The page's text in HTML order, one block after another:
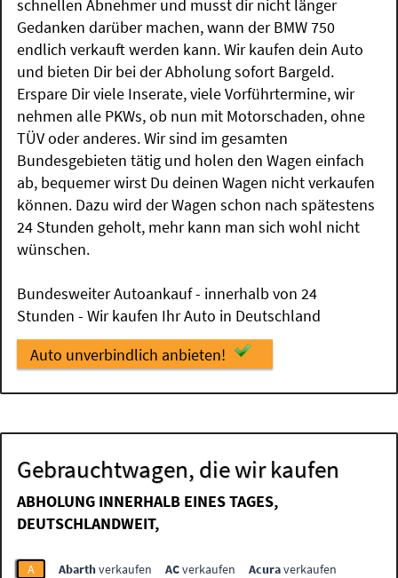
schnellen Abnehmer und musst dir nicht länger
Gedanken darüber machen, wann der BMW 750
endlich verkauft werden kann. Wir kaufen dein Auto
und bieten Dir bei der Abholung sofort Bargeld.
Erspare Dir viele Inserate, viele Vorführtermine, wir
nehmen alle PKWs, ob nun mit Motorschaden, ohne
TÜV oder anderes. Wir sind im gesamten
Bundesgebieten tätig und holen den Wagen einfach
ab, bequemer wirst Du deinen Wagen nicht verkaufen
können. Dazu wird der Wagen schon nach spätestens
24 Stunden geholt, mehr kann man sich wohl nicht
wünschen.
Bundesweiter Autoankauf - innerhalb von 24
Stunden - Wir kaufen Ihr Auto in Deutschland
Auto unverbindlich anbieten!
Gebrauchtwagen, die wir kaufen
ABHOLUNG INNERHALB EINES TAGES,
DEUTSCHLANDWEIT,
A Abarthverkaufen ACverkaufen Acuraverkaufen